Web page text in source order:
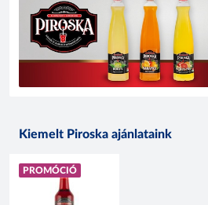
Kiemelt Piroska ajánlataink
PROMÓCIÓ